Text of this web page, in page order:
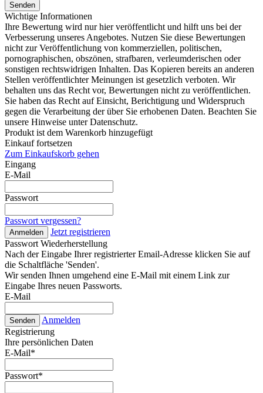
Senden
Wichtige Informationen
Ihre Bewertung wird nur hier veröffentlicht und hilft uns bei der
Verbesserung unseres Angebotes. Nutzen Sie diese Bewertungen
nicht zur Veröffentlichung von kommerziellen, politischen,
pornographischen, obszönen, strafbaren, verleumderischen oder
sonstigen rechtswidrigen Inhalten. Das Kopieren bereits an anderen
Stellen veröffentlichter Meinungen ist gesetzlich verboten. Wir
behalten uns das Recht vor, Bewertungen nicht zu veröffentlichen.
Sie haben das Recht auf Einsicht, Berichtigung und Widerspruch
gegen die Verarbeitung der über Sie erhobenen Daten. Beachten Sie
unsere Hinweise unter Datenschutz.
Produkt ist dem Warenkorb hinzugefügt
Einkauf fortsetzen
Zum Einkaufskorb gehen
Eingang
E-Mail
Passwort
Passwort vergessen?
Anmelden
Jetzt registrieren
Passwort Wiederherstellung
Nach der Eingabe Ihrer registrierter Email-Adresse klicken Sie auf
die Schaltfläche 'Senden'.
Wir senden Ihnen umgehend eine E-Mail mit einem Link zur
Eingabe Ihres neuen Passworts.
E-Mail
Senden
Anmelden
Registrierung
Ihre persönlichen Daten
E-Mail*
Passwort*